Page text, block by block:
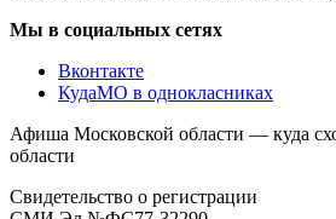
Мы в социальных сетях
Вконтакте
КудаМО в однокласниках
Афиша Московской области — куда
области
Свидетельство о регистрации